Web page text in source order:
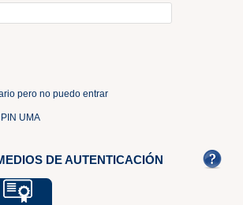
pero no puedo entrar
UMA
DE AUTENTICACIÓN